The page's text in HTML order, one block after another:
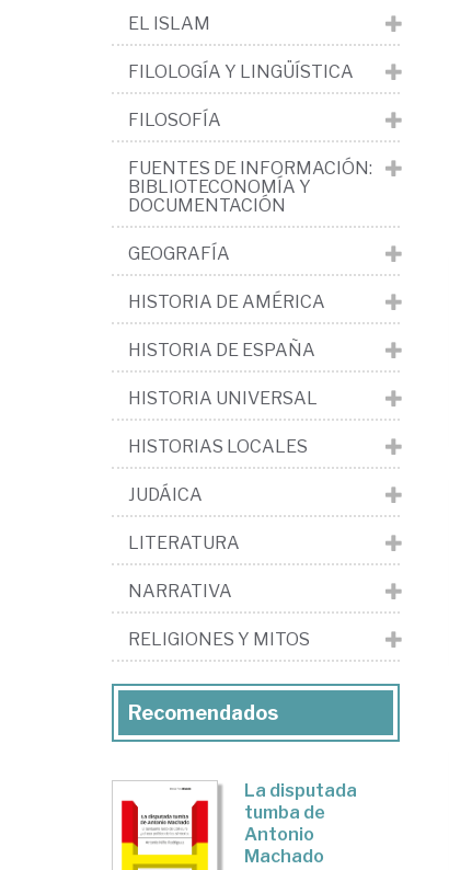
EL ISLAM
FILOLOGÍA Y LINGÜÍSTICA
FILOSOFÍA
FUENTES DE INFORMACIÓN:
BIBLIOTECONOMÍA Y
DOCUMENTACIÓN
GEOGRAFÍA
HISTORIA DE AMÉRICA
HISTORIA DE ESPAÑA
HISTORIA UNIVERSAL
HISTORIAS LOCALES
JUDÁICA
LITERATURA
NARRATIVA
RELIGIONES Y MITOS
Recomendados
La disputada
tumba de
Antonio
Machado